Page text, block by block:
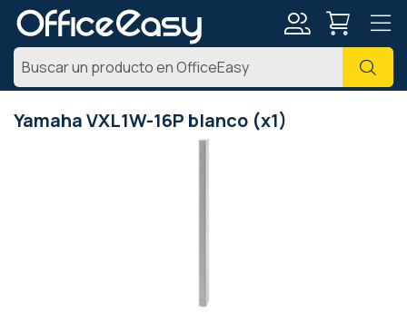
Yamaha VXL1W-16P blanco (x1)